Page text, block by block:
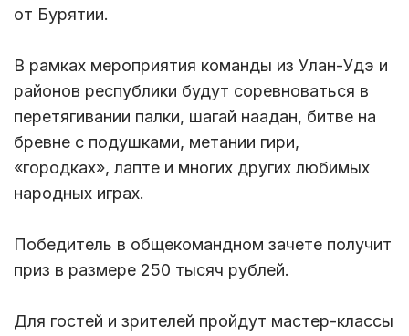
от Бурятии.
В рамках мероприятия команды из Улан-Удэ и
районов республики будут соревноваться в
перетягивании палки, шагай наадан, битве на
бревне с подушками, метании гири,
«городках», лапте и многих других любимых
народных играх.
Победитель в общекомандном зачете получит
приз в размере 250 тысяч рублей.
Для гостей и зрителей пройдут мастер-классы